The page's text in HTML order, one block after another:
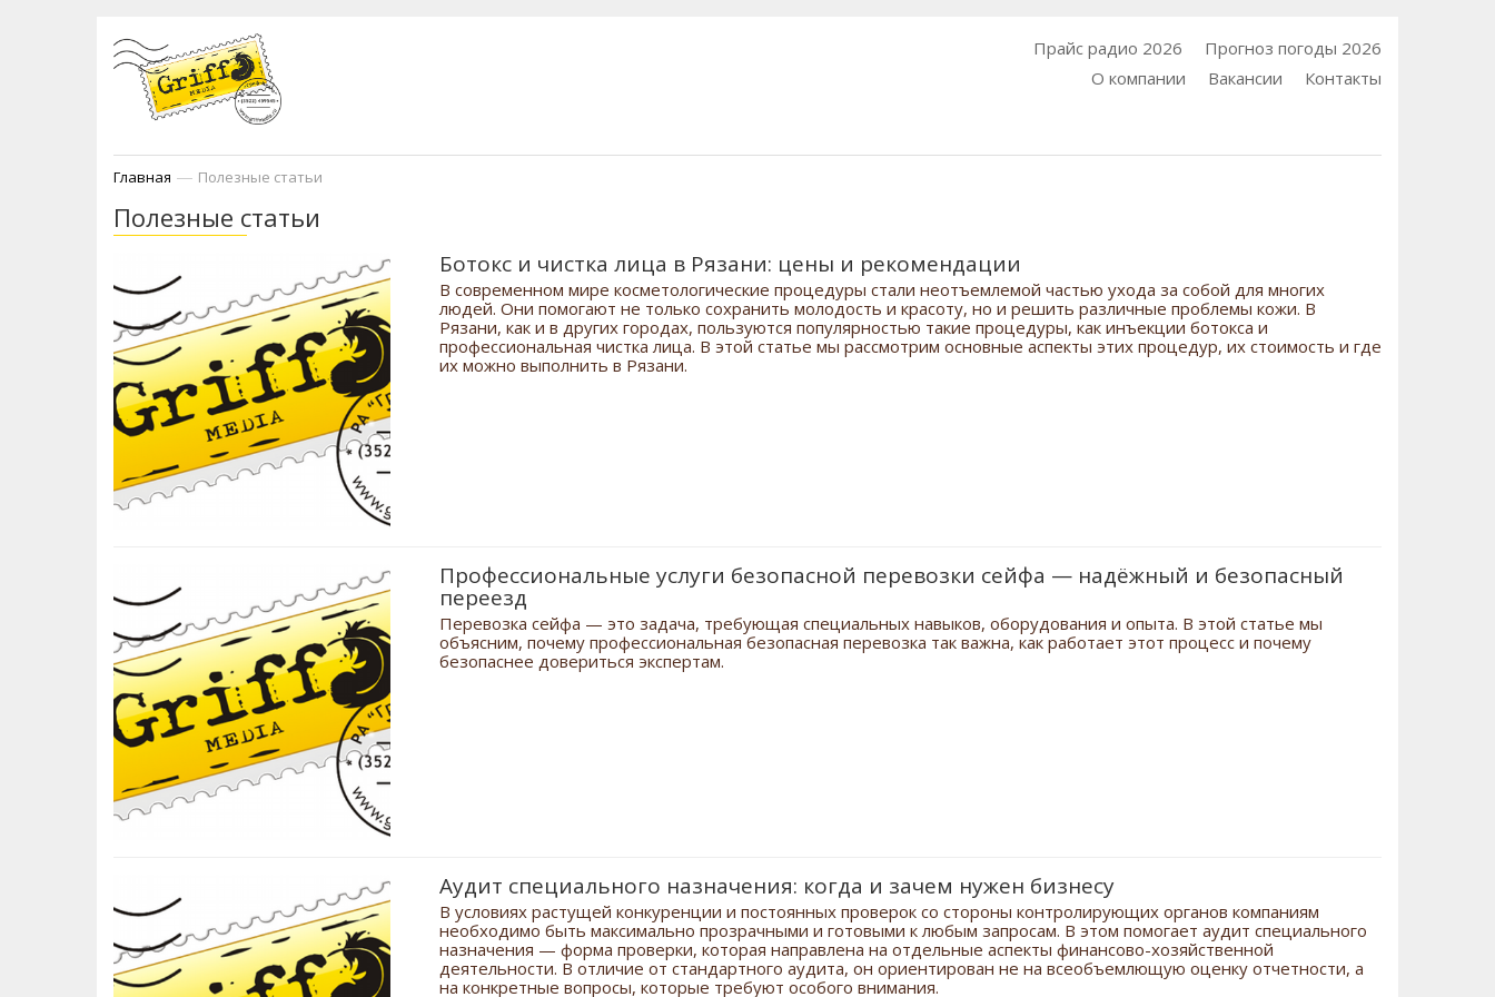
Прайс радио 2026
Прогноз погоды 2026
О компании
Вакансии Контакты
Главная — Полезные статьи
Полезные статьи
Ботокс и чистка лица в Рязани: цены и рекомендации
В современном мире косметологические процедуры стали неотъемлемой частью ухода за собой для многих
людей. Они помогают не только сохранить молодость и красоту, но и решить различные проблемы кожи. В
Рязани, как и в других городах, пользуются популярностью такие процедуры, как инъекции ботокса и
профессиональная чистка лица. В этой статье мы рассмотрим основные аспекты этих процедур, их стоимость и где
их можно выполнить в Рязани.
Профессиональные услуги безопасной перевозки сейфа — надёжный и безопасный
переезд
Перевозка сейфа — это задача, требующая специальных навыков, оборудования и опыта. В этой статье мы
объясним, почему профессиональная безопасная перевозка так важна, как работает этот процесс и почему
безопаснее довериться экспертам.
Аудит специального назначения: когда и зачем нужен бизнесу
В условиях растущей конкуренции и постоянных проверок со стороны контролирующих органов компаниям
необходимо быть максимально прозрачными и готовыми к любым запросам. В этом помогает аудит специального
назначения — форма проверки, которая направлена на отдельные аспекты финансово-хозяйственной
деятельности. В отличие от стандартного аудита, он ориентирован не на всеобъемлющую оценку отчетности, а
на конкретные вопросы, которые требуют особого внимания.